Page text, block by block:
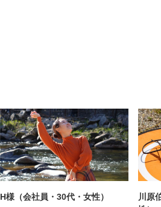
H様（会社員・30代・女性）
川原